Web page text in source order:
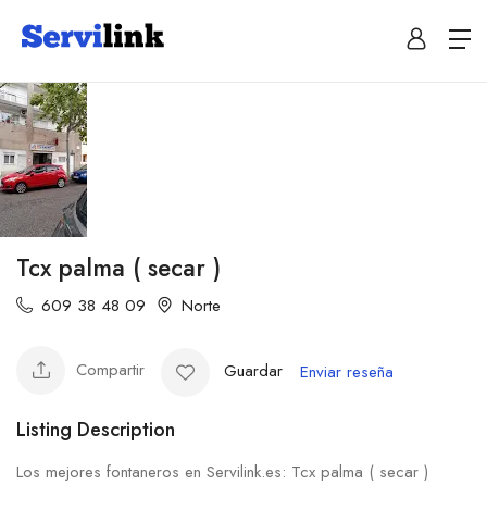
Tcx palma ( secar )
609 38 48 09 Norte
Compartir Guardar Enviar reseña
Listing Description
Los mejores fontaneros en Servilink.es: Tcx palma ( secar )